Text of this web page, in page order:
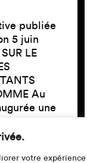
votre expérience
publiée
5 juin
LE
Au
une